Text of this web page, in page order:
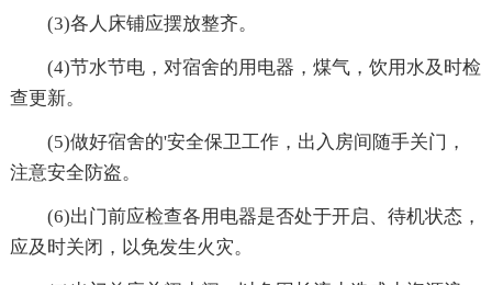
(3)各人床铺应摆放整齐。
(4)节水节电，对宿舍的用电器，煤气，饮用水及时检
查更新。
(5)做好宿舍的'安全保卫工作，出入房间随手关门，
注意安全防盗。
(6)出门前应检查各用电器是否处于开启、待机状态，
应及时关闭，以免发生火灾。